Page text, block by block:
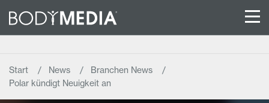
Start News
Branchen News
Polar kündigt Neuigkeit an